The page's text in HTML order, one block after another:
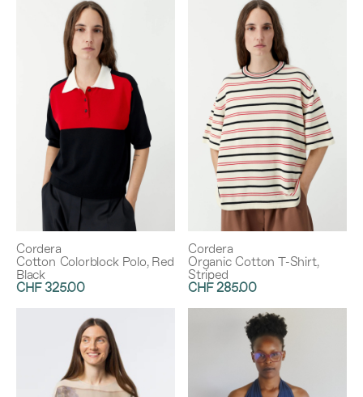
Cordera
Cotton Colorblock Polo, Red
Black
CHF 325.00
Cordera
Organic Cotton T-Shirt,
Striped
CHF 285.00